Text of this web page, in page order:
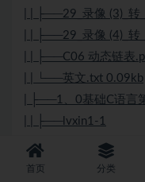
| | ├──29_录像 (3)_转
| | ├──29_录像 (4)_转
| | ├──C06 动态链表
| | └──英文.txt 0.09kb
| ├──1、0基础C语言
| | ├──lvxin1-1
| | ├──lvxin4-1
| | ├──Worker_lx
首页 分类